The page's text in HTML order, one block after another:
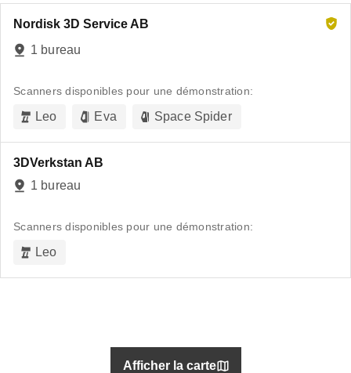
Nordisk 3D Service AB
1 bureau
Scanners disponibles pour une démonstration:
Leo Eva Space Spider
3DVerkstan AB
1 bureau
Scanners disponibles pour une démonstration:
Leo
Afficher la carte